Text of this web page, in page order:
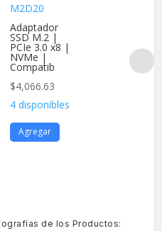
M2D20
Adaptador
SSD M.2 |
PCIe 3.0 x8 |
NVMe |
Compatib
$4,066.63
4 disponibles
Agregar
de los Productos: